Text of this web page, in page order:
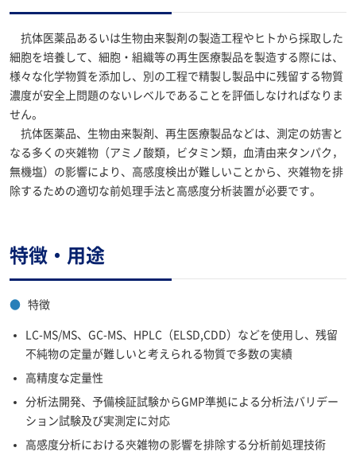
抗体医薬品あるいは生物由来製剤の製造工程やヒトから採取した
細胞を培養して、細胞・組織等の再生医療製品を製造する際には、
様々な化学物質を添加し、別の工程で精製し製品中に残留する物質
濃度が安全上問題のないレベルであることを評価しなければなりま
せん。
抗体医薬品、生物由来製剤、再生医療製品などは、測定の妨害と
なる多くの夾雑物（アミノ酸類，ビタミン類，血清由来タンパク，
無機塩）の影響により、高感度検出が難しいことから、夾雑物を排
除するための適切な前処理手法と高感度分析装置が必要です。
特徴・用途
● 特徴
LC-MS/MS、GC-MS、HPLC（ELSD,CDD）などを使用し、残留
不純物の定量が難しいと考えられる物質で多数の実績
高精度な定量性
分析法開発、予備検証試験からGMP準拠による分析法バリデー
ション試験及び実測定に対応
高感度分析における夾雑物の影響を排除する分析前処理技術